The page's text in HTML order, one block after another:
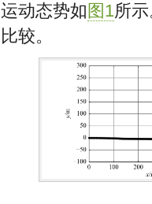
运动态势如 图1所
比较。